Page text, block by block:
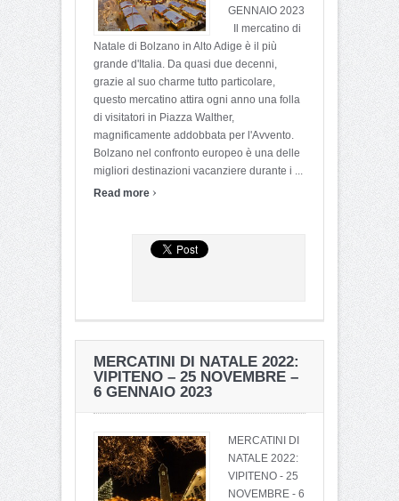
GENNAIO 2023
Il mercatino di
Natale di Bolzano in Alto Adige è il più
grande d'Italia. Da quasi due decenni,
grazie al suo charme tutto particolare,
questo mercatino attira ogni anno una folla
di visitatori in Piazza Walther,
magnificamente addobbata per l'Avvento.
Bolzano nel confronto europeo è una delle
migliori destinazioni vacanziere durante i ...
Read more ›
MERCATINI DI NATALE 2022:
VIPITENO – 25 NOVEMBRE –
6 GENNAIO 2023
MERCATINI DI
NATALE 2022:
VIPITENO - 25
NOVEMBRE - 6